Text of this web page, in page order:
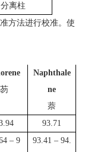
分离柱
方法进行校准。使
芴
Naphthale
ne
萘
93.71
– 9
93.41 – 94.